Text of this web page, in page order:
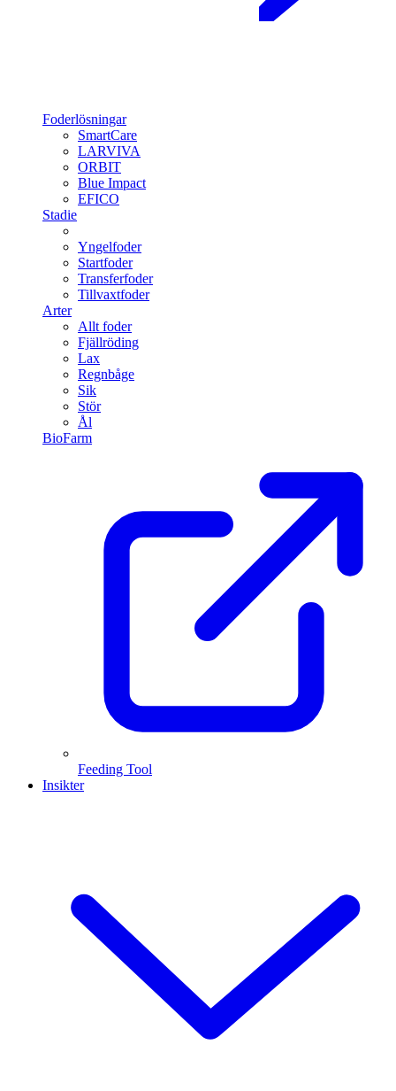
Foderlösningar
SmartCare
LARVIVA
ORBIT
Blue Impact
EFICO
Stadie
Yngelfoder
Startfoder
Transferfoder
Tillvaxtfoder
Arter
Allt foder
Fjällröding
Lax
Regnbåge
Sik
Stör
Ål
BioFarm
Feeding Tool
Insikter